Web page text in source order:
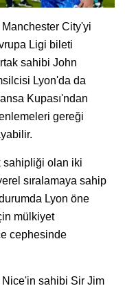
City'yi
Ligi bileti
sahibi John
Lyon'da da
Kupası'ndan
gereği
sahipliği olan iki
sıralamaya sahip
Lyon öne
mülkiyet
cephesinde
sahibi Sir Jim